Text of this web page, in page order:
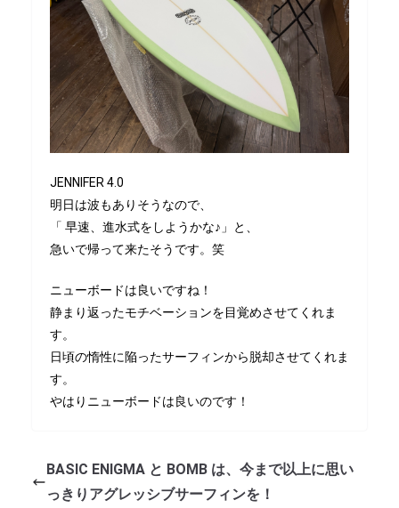
JENNIFER 4.0
明日は波もありそうなので、
「 早速、進水式をしようかな♪」と、
急いで帰って来たそうです。笑
ニューボードは良いですね！
静まり返ったモチベーションを目覚めさせてくれま
す。
日頃の惰性に陥ったサーフィンから脱却させてくれま
す。
やはりニューボードは良いのです！
BASIC ENIGMA と BOMB は、今まで以上に思い
っきりアグレッシブサーフィンを！